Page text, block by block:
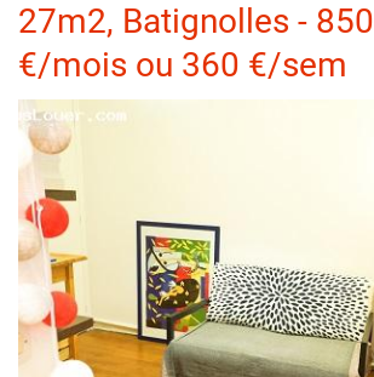
27m2, Batignolles - 850
€/mois ou 360 €/sem